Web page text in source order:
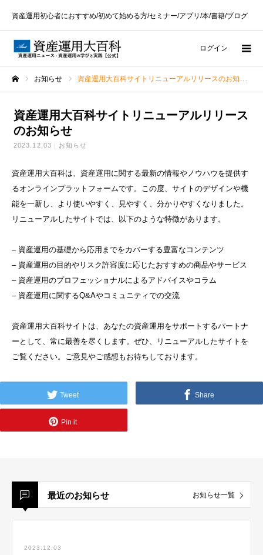
資産運用初心者におすすめ/初めて始める方/セミナー/アプリ/本/書籍/ブログ
ログイン
お知らせ 資産運用大百科サイトリニューアルリリースのお知らせ
資産運用大百科サイトリニューアルリリース
のお知らせ
2023.12.03 お知らせ
資産運用大百科は、資産運用に関する最新の情報やノウハウを提供す
るオンラインプラットフォームです。この度、サイトのデザインや機
能を一新し、より使いやすく、見やすく、分かりやすくなりました。
リニューアルしたサイトでは、以下のような特徴があります。
– 資産運用の基礎から応用までをカバーする豊富なコンテンツ
– 資産運用の目的やリスク許容度に応じたおすすめの商品やサービス
– 資産運用のプロフェッショナルによるアドバイスやコラム
– 資産運用に関するQ&Aやコミュニティでの交流
資産運用大百科サイトは、あなたの資産運用をサポートするパートナ
ーとして、常に最善を尽くします。ぜひ、リニューアルしたサイトを
ご覧ください。ご意見やご感想もお待ちしております。
Tweet Share
Pin it
最近のお知らせ お知らせ一覧
2023.12.03